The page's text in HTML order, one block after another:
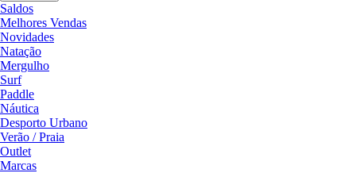
Saldos
Melhores Vendas
Novidades
Natação
Mergulho
Surf
Paddle
Náutica
Desporto Urbano
Verão / Praia
Outlet
Marcas